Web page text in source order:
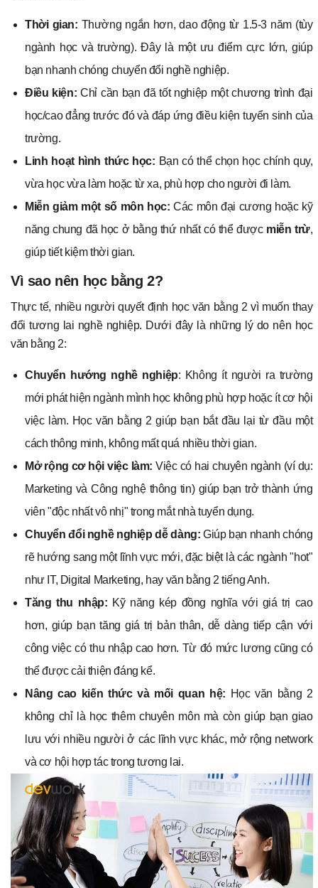
Thời gian: Thường ngắn hơn, dao động từ 1.5-3 năm (tùy
ngành học và trường). Đây là một ưu điểm cực lớn, giúp
bạn nhanh chóng chuyển đổi nghề nghiệp.
Điều kiện: Chỉ cần bạn đã tốt nghiệp một chương trình đại
học/cao đẳng trước đó và đáp ứng điều kiện tuyển sinh của
trường.
Linh hoạt hình thức học: Bạn có thể chọn học chính quy,
vừa học vừa làm hoặc từ xa, phù hợp cho người đi làm.
Miễn giảm một số môn học: Các môn đại cương hoặc kỹ
năng chung đã học ở bằng thứ nhất có thể được miễn trừ,
giúp tiết kiệm thời gian.
Vì sao nên học bằng 2?
Thực tế, nhiều người quyết định học văn bằng 2 vì muốn thay
đổi tương lai nghề nghiệp. Dưới đây là những lý do nên học
văn bằng 2:
Chuyển hướng nghề nghiệp: Không ít người ra trường
mới phát hiện ngành mình học không phù hợp hoặc ít cơ hội
việc làm. Học văn bằng 2 giúp bạn bắt đầu lại từ đầu một
cách thông minh, không mất quá nhiều thời gian.
Mở rộng cơ hội việc làm: Việc có hai chuyên ngành (ví dụ:
Marketing và Công nghệ thông tin) giúp bạn trở thành ứng
viên "độc nhất vô nhị" trong mắt nhà tuyển dụng.
Chuyển đổi nghề nghiệp dễ dàng: Giúp bạn nhanh chóng
rẽ hướng sang một lĩnh vực mới, đặc biệt là các ngành "hot"
như IT, Digital Marketing, hay văn bằng 2 tiếng Anh.
Tăng thu nhập: Kỹ năng kép đồng nghĩa với giá trị cao
hơn, giúp bạn tăng giá trị bản thân, dễ dàng tiếp cận với
công việc có thu nhập cao hơn. Từ đó mức lương cũng có
thể được cải thiện đáng kể.
Nâng cao kiến thức và mối quan hệ: Học văn bằng 2
không chỉ là học thêm chuyên môn mà còn giúp bạn giao
lưu với nhiều người ở các lĩnh vực khác, mở rộng network
và cơ hội hợp tác trong tương lai.